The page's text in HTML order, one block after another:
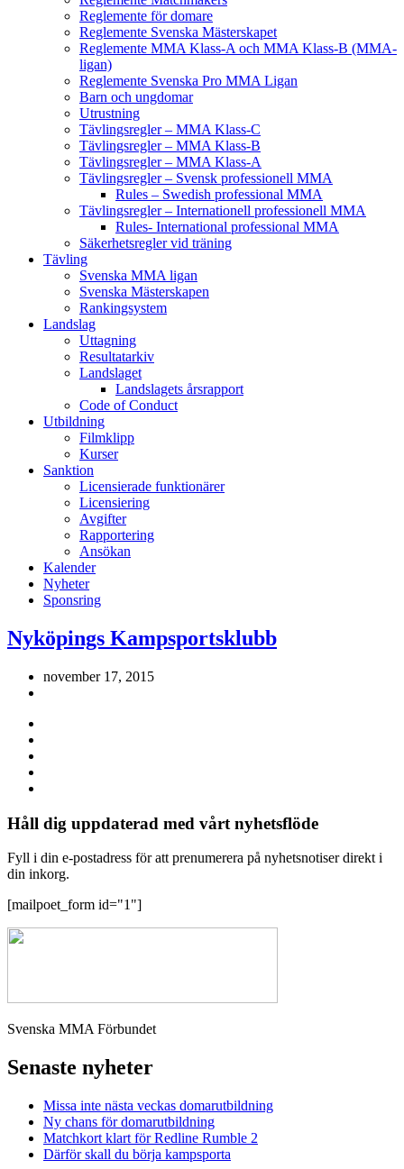
Reglemente för domare
Reglemente Svenska Mästerskapet
Reglemente MMA Klass-A och MMA Klass-B (MMA-
ligan)
Reglemente Svenska Pro MMA Ligan
Barn och ungdomar
Utrustning
Tävlingsregler – MMA Klass-C
Tävlingsregler – MMA Klass-B
Tävlingsregler – MMA Klass-A
Tävlingsregler – Svensk professionell MMA
Rules – Swedish professional MMA
Tävlingsregler – Internationell professionell MMA
Rules- International professional MMA
Säkerhetsregler vid träning
Tävling
Svenska MMA ligan
Svenska Mästerskapen
Rankingsystem
Landslag
Uttagning
Resultatarkiv
Landslaget
Landslagets årsrapport
Code of Conduct
Utbildning
Filmklipp
Kurser
Sanktion
Licensierade funktionärer
Licensiering
Avgifter
Rapportering
Ansökan
Kalender
Nyheter
Sponsring
Nyköpings Kampsportsklubb
november 17, 2015
Håll dig uppdaterad med vårt nyhetsflöde
Fyll i din e-postadress för att prenumerera på nyhetsnotiser direkt i
din inkorg.
[mailpoet_form id="1"]
Svenska MMA Förbundet
Senaste nyheter
Missa inte nästa veckas domarutbildning
Ny chans för domarutbildning
Matchkort klart för Redline Rumble 2
Därför skall du börja kampsporta